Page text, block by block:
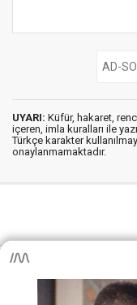
UYARI: Küfür, hakaret,
içeren, imla kuralları ile
Türkçe karakter
onaylanmamaktadır.
AjansKamu.Net -